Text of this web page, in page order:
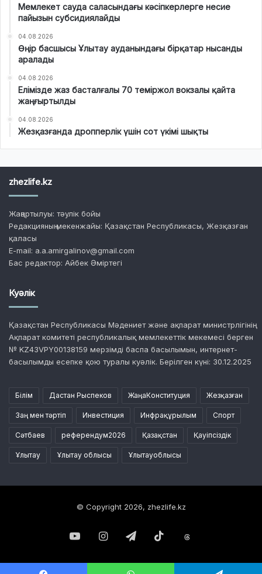
Мемлекет сауда саласындағы кәсіпкерлерге несие
пайызын субсидиялайды
04.08.2026
Өңір басшысы Ұлытау ауданындағы бірқатар нысанды
аралады
04.08.2026
Елімізде жаз басталғалы 70 теміржол вокзалы қайта
жаңғыртылды
04.08.2026
Жезқазғанда дропперлік үшін сот үкімі шықты
zhezlife.kz
Жаңартылуы: тәулік бойы
Редакцияның мекенжайы: Қазақстан Республикасы, Жезқазған
қаласы
E-mail: a.a.amirgalinov@gmail.com
Бас редактор: Айбек Әміртегі
Куәлік
Қазақстан Республикасы Мәдениет және ақпарат министрлігінің
Ақпарат комитеті республикалық мемлекеттік мекемесі берген
№ KZ43VPY00138159 мерзімді баспа басылымын, интернет-
басылымды есепке қою туралы куәлік. Берілген күні: 30.12.2025
Білім Дастан Рыспеков ЖаңаКонституция Жезқазған
Заң мен тәртіп Инвестиция Инфрақұрылым Спорт
Сәтбаев референдум2026 Қазақстан Қауіпсіздік
Ұлытау Ұлытау облысы Ұлытауоблысы
© Copyright 2026, zhezlife.kz
YouTubeInstagramTelegramTikTok